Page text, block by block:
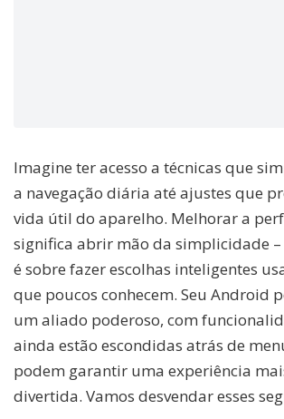
Imagine ter acesso a técnicas que
a navegação diária até ajustes que
vida útil do aparelho. Melhorar a
significa abrir mão da simplicidade
é sobre fazer escolhas inteligentes
que poucos conhecem. Seu Android
um aliado poderoso, com
ainda estão escondidas atrás de
podem garantir uma experiência
divertida. Vamos desvendar esses